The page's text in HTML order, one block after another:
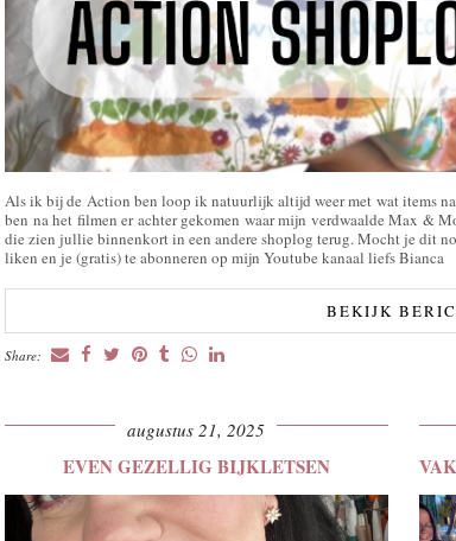
Als ik bij de Action ben loop ik natuurlijk altijd weer met wat items
ben na het filmen er achter gekomen waar mijn verdwaalde Max &
die zien jullie binnenkort in een andere shoplog terug. Mocht je dit
liken en je (gratis) te abonneren op mijn Youtube kanaal liefs Bianca
BEKIJK
Share:
augustus 21, 2025
EVEN GEZELLIG BIJKLETSEN